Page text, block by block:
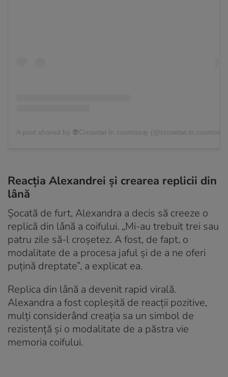
A post shared by 👽Croșetat în cosmos🛸 (@crosetat.in.cosmos)
Reacția Alexandrei și crearea replicii din
lână
Șocată de furt, Alexandra a decis să creeze o
replică din lână a coifului. „Mi-au trebuit trei sau
patru zile să-l croșetez. A fost, de fapt, o
modalitate de a procesa jaful și de a ne oferi
puțină dreptate”, a explicat ea.
Replica din lână a devenit rapid virală.
Alexandra a fost copleșită de reacții pozitive,
mulți considerând creația sa un simbol de
rezistență și o modalitate de a păstra vie
memoria coifului.